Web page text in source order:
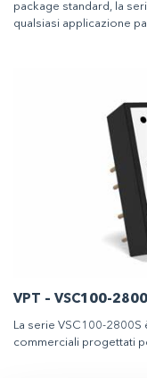
package standard, la
qualsiasi applicazione
VPT – VSC100-
La serie VSC100-
commerciali progettati